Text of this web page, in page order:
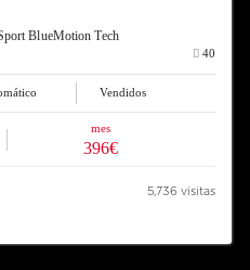
BlueMotion Tech
40
Vendidos
mes
396€
5,736 visitas